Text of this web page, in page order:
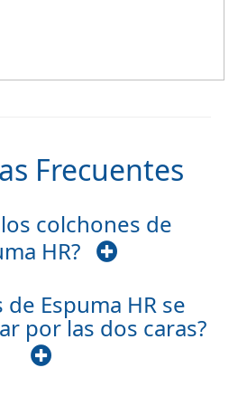
Frecuentes
colchones de
HR?
de Espuma HR se
por las dos caras?